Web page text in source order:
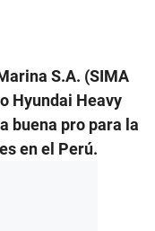
S.A. (SIMA
Hyundai Heavy
buena pro para la
en el Perú.